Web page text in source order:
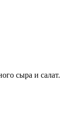
сыра и салат.